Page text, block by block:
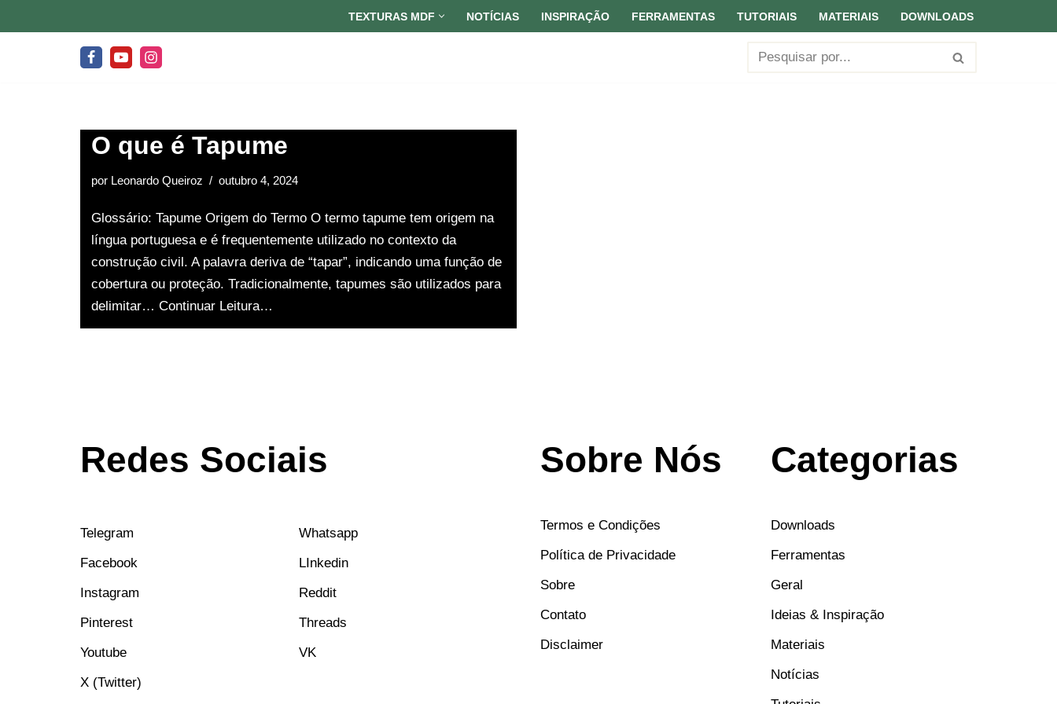
TEXTURAS MDF NOTÍCIAS INSPIRAÇÃO FERRAMENTAS TUTORIAIS MATERIAIS DOWNLOADS
O que é Tapume
por Leonardo Queiroz outubro 4, 2024
Glossário: Tapume Origem do Termo O termo tapume tem origem na
língua portuguesa e é frequentemente utilizado no contexto da
construção civil. A palavra deriva de “tapar”, indicando uma função de
cobertura ou proteção. Tradicionalmente, tapumes são utilizados para
delimitar… Continuar Leitura…
Redes Sociais
Telegram
Facebook
Instagram
Pinterest
Youtube
X (Twitter)
Whatsapp
LInkedin
Reddit
Threads
VK
Sobre Nós
Termos e Condições
Política de Privacidade
Sobre
Contato
Disclaimer
Categorias
Downloads
Ferramentas
Geral
Ideias & Inspiração
Materiais
Notícias